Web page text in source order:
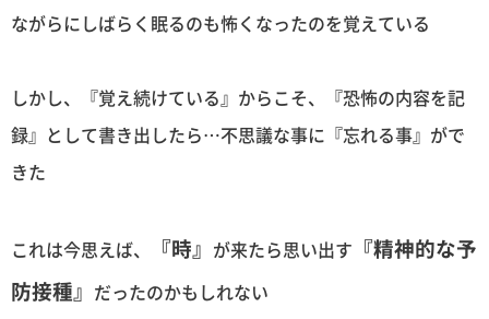
ながらにしばらく眠るのも怖くなったのを覚えている
しかし、『覚え続けている』からこそ、『恐怖の内容を記
録』として書き出したら…不思議な事に『忘れる事』がで
きた
これは今思えば、 『時』 が来たら思い出す 『精神的な予
防接種』 だったのかもしれない